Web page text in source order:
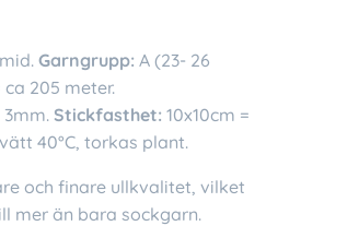
Garngrupp: A (23- 26
ca 205 meter.
3mm. Stickfasthet: 10x10cm =
40°C, torkas plant.
och finare ullkvalitet, vilket
mer än bara sockgarn.